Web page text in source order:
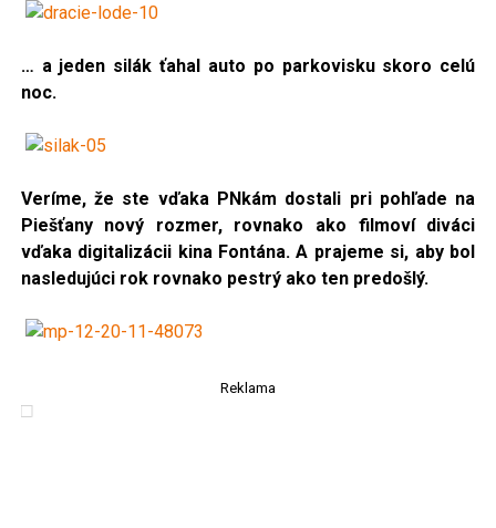
… a jeden silák ťahal auto po parkovisku skoro celú
noc.
Veríme, že ste vďaka PNkám dostali pri pohľade na
Piešťany nový rozmer, rovnako ako filmoví diváci
vďaka digitalizácii kina Fontána. A prajeme si, aby bol
nasledujúci rok rovnako pestrý ako ten predošlý.
Reklama